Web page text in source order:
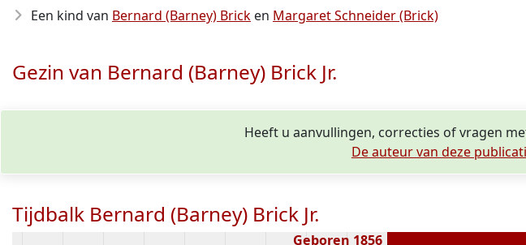
Een kind van Bernard (Barney) Brick en Margaret Schneider (Brick)
Gezin van Bernard (Barney) Brick Jr.
Heeft u aanvullingen, correcties of vragen
De auteur van deze
Tijdbalk Bernard (Barney) Brick Jr.
Geboren 1856